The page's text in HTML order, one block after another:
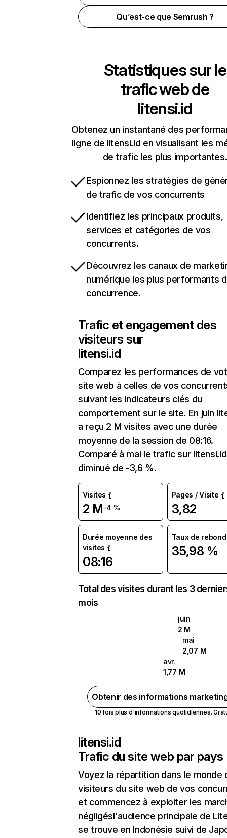
Qu’est-ce que Semrush ?
Statistiques sur le
trafic web de
litensi.id
Obtenez un instantané des
ligne de litensi.id en visualisant les
de trafic les plus importantes.
Espionnez les stratégies de
de trafic de vos concurrents
Identifiez les principaux produits,
services et catégories de vos
concurrents.
Découvrez les canaux de
numérique les plus performants
concurrence.
Trafic et engagement des
visiteurs sur
litensi.id
Comparez les performances de
site web à celles de vos
suivant les indicateurs clés du
comportement sur le site. En juin
a reçu 2 M visites avec une durée
moyenne de la session de 08:16.
Comparé à mai le trafic sur
diminué de -3,6 %.
Visites
2 M-4 %
Pages / Visite
3,82
Durée moyenne des
visites
08:16
Taux de rebond
35,98 %
Total des visites durant les 3
mois
juin
2 M
mai
2,07 M
avr.
1,77 M
Obtenir des informations
10 fois plus d'informations quotidiennes.
litensi.id
Trafic du site web par pays
Voyez la répartition dans le monde
visiteurs du site web de vos
et commencez à exploiter les
négligésl'audience principale de
se trouve en Indonésie suivi de